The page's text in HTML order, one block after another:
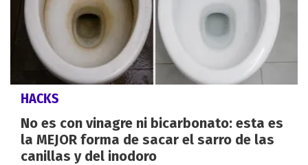
HACKS
No es con vinagre ni bicarbonato: esta es
la MEJOR forma de sacar el sarro de las
canillas y del inodoro